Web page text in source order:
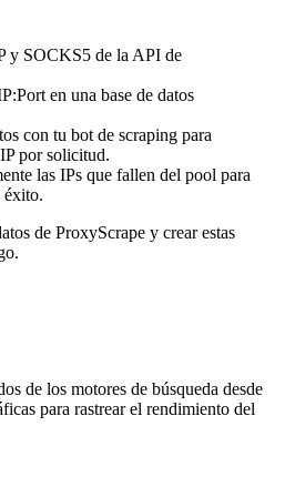
y SOCKS5 de la API de
en una base de datos
con tu bot de scraping para
por solicitud.
las IPs que fallen del pool para
éxito.
de ProxyScrape y crear estas
de los motores de búsqueda desde
para rastrear el rendimiento del